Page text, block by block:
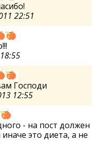
22:51
Господи
12:55
- на пост должен
это диета, а не